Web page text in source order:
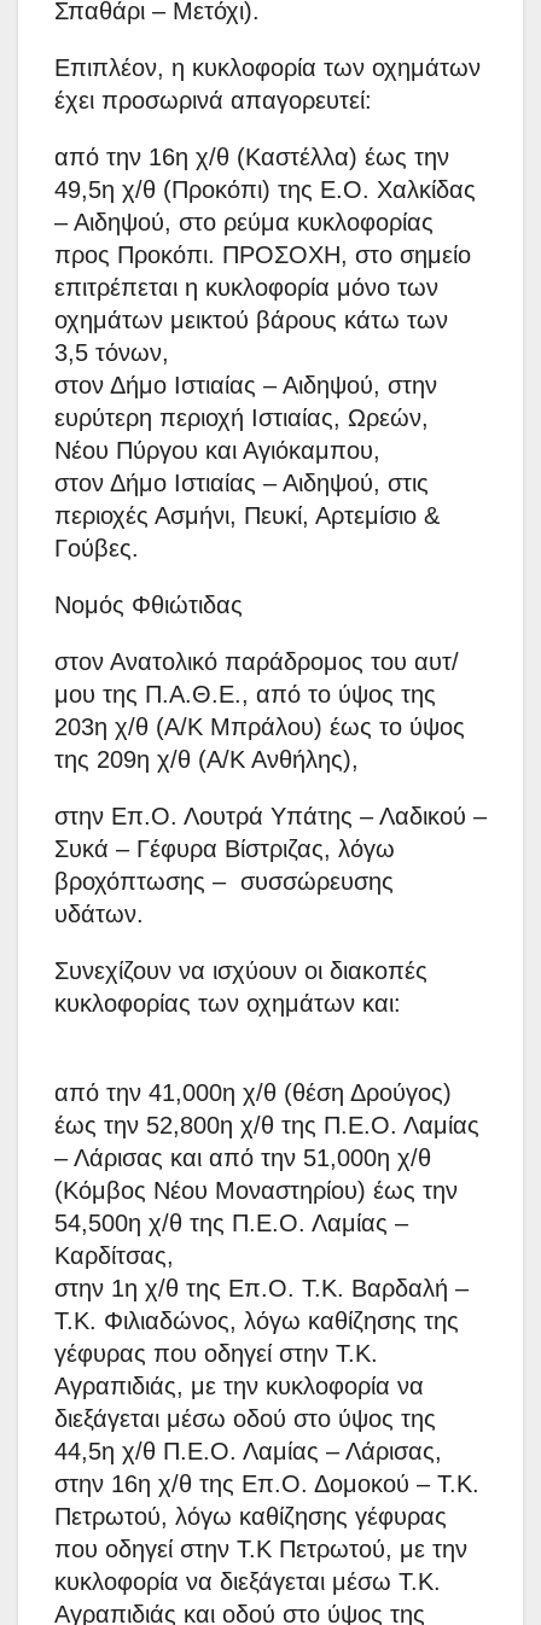
Σπαθάρι – Μετόχι).
Επιπλέον, η κυκλοφορία των οχημάτων
έχει προσωρινά απαγορευτεί:
από την 16η χ/θ (Καστέλλα) έως την
49,5η χ/θ (Προκόπι) της Ε.Ο. Χαλκίδας
– Αιδηψού, στο ρεύμα κυκλοφορίας
προς Προκόπι. ΠΡΟΣΟΧΗ, στο σημείο
επιτρέπεται η κυκλοφορία μόνο των
οχημάτων μεικτού βάρους κάτω των
3,5 τόνων,
στον Δήμο Ιστιαίας – Αιδηψού, στην
ευρύτερη περιοχή Ιστιαίας, Ωρεών,
Νέου Πύργου και Αγιόκαμπου,
στον Δήμο Ιστιαίας – Αιδηψού, στις
περιοχές Ασμήνι, Πευκί, Αρτεμίσιο &
Γούβες.
Νομός Φθιώτιδας
στον Ανατολικό παράδρομος του αυτ/
μου της Π.Α.Θ.Ε., από το ύψος της
203η χ/θ (Α/Κ Μπράλου) έως το ύψος
της 209η χ/θ (Α/Κ Ανθήλης),
στην Επ.Ο. Λουτρά Υπάτης – Λαδικού –
Συκά – Γέφυρα Βίστριζας, λόγω
βροχόπτωσης – συσσώρευσης
υδάτων.
Συνεχίζουν να ισχύουν οι διακοπές
κυκλοφορίας των οχημάτων και:
από την 41,000η χ/θ (θέση Δρούγος)
έως την 52,800η χ/θ της Π.Ε.Ο. Λαμίας
– Λάρισας και από την 51,000η χ/θ
(Κόμβος Νέου Μοναστηρίου) έως την
54,500η χ/θ της Π.Ε.Ο. Λαμίας –
Καρδίτσας,
στην 1η χ/θ της Επ.Ο. Τ.Κ. Βαρδαλή –
Τ.Κ. Φιλιαδώνος, λόγω καθίζησης της
γέφυρας που οδηγεί στην Τ.Κ.
Αγραπιδιάς, με την κυκλοφορία να
διεξάγεται μέσω οδού στο ύψος της
44,5η χ/θ Π.Ε.Ο. Λαμίας – Λάρισας,
στην 16η χ/θ της Επ.Ο. Δομοκού – Τ.Κ.
Πετρωτού, λόγω καθίζησης γέφυρας
που οδηγεί στην Τ.Κ Πετρωτού, με την
κυκλοφορία να διεξάγεται μέσω Τ.Κ.
Αγραπιδιάς και οδού στο ύψος της